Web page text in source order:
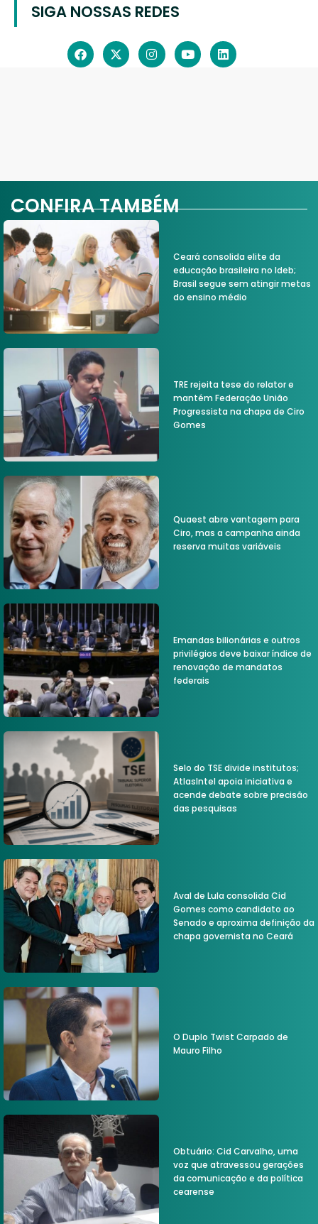
SIGA NOSSAS REDES
CONFIRA TAMBÉM
Ceará consolida elite da
educação brasileira no Ideb;
Brasil segue sem atingir metas
do ensino médio
TRE rejeita tese do relator e
mantém Federação União
Progressista na chapa de Ciro
Gomes
Quaest abre vantagem para
Ciro, mas a campanha ainda
reserva muitas variáveis
Emandas bilionárias e outros
privilégios deve baixar índice de
renovação de mandatos
federais
Selo do TSE divide institutos;
AtlasIntel apoia iniciativa e
acende debate sobre precisão
das pesquisas
Aval de Lula consolida Cid
Gomes como candidato ao
Senado e aproxima definição da
chapa governista no Ceará
O Duplo Twist Carpado de
Mauro Filho
Obtuário: Cid Carvalho, uma
voz que atravessou gerações
da comunicação e da política
cearense